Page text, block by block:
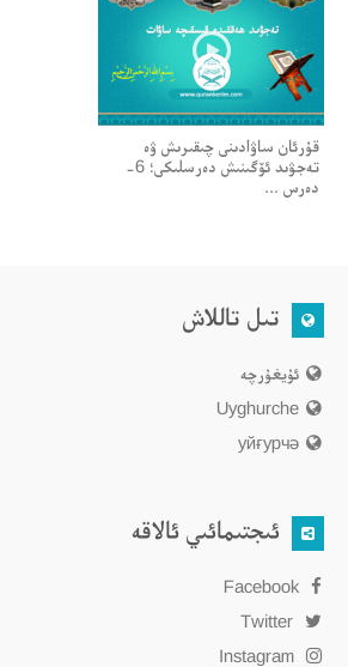
قۇرئان ساۋادىنى چىقىرىش ۋە
تەجۋىد ئۆگىنىش دەرسلىكى؛ 6-
دەرس ...
تىل تاللاش
ئۇيغۇرچە
Uyghurche
уйғурчә
ئىجتىمائىي ئالاقە